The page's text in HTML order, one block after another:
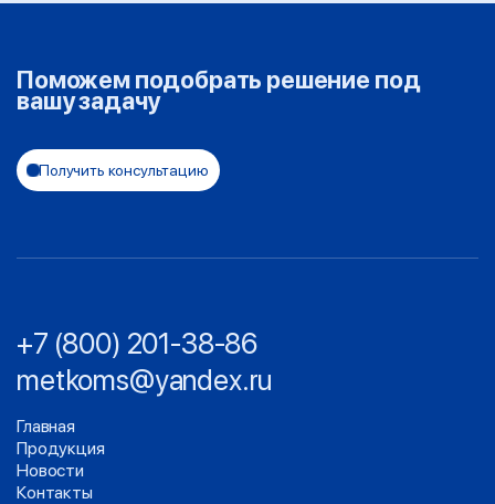
Поможем подобрать решение под
вашу задачу
Получить консультацию
+7 (800) 201-38-86
metkoms@yandex.ru
Главная
Продукция
Новости
Контакты